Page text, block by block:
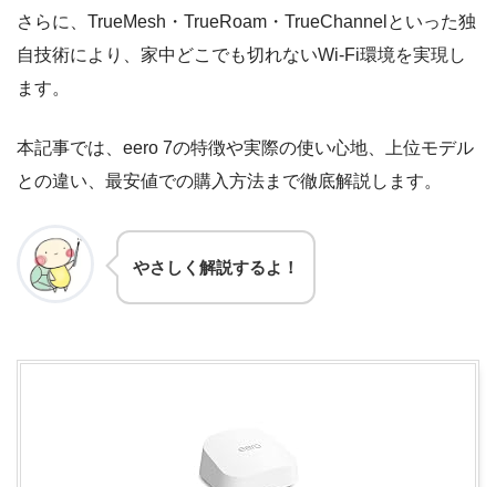
さらに、TrueMesh・TrueRoam・TrueChannelといった独
自技術により、家中どこでも切れないWi-Fi環境を実現し
ます。
本記事では、eero 7の特徴や実際の使い心地、上位モデル
との違い、最安値での購入方法まで徹底解説します。
やさしく解説するよ！